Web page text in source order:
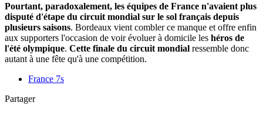
Pourtant, paradoxalement, les équipes de France n'avaient plus
disputé d'étape du circuit mondial sur le sol français depuis
plusieurs saisons. Bordeaux vient combler ce manque et offre enfin
aux supporters l'occasion de voir évoluer à domicile les héros de
l'été olympique. Cette finale du circuit mondial ressemble donc
autant à une fête qu'à une compétition.
France 7s
Partager